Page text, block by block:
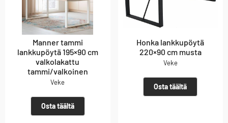
Manner tammi
lankkupöytä 195×90 cm
valkolakattu
tammi/valkoinen
Veke
Osta täältä
Honka lankkupöytä
220×90 cm musta
Veke
Osta täältä